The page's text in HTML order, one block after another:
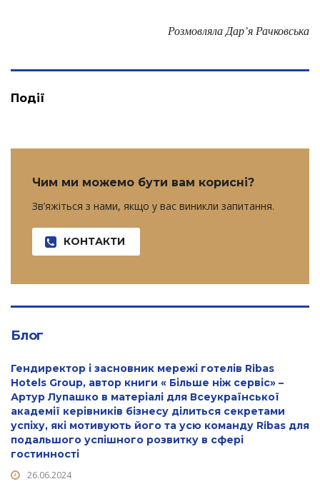
Розмовляла Дар’я Рачковська
Події
Чим ми можемо бути вам корисні?
Зв’яжіться з нами, якщо у вас виникли запитання.
КОНТАКТИ
Блог
Гендиректор і засновник мережі готелів Ribas
Hotels Group, автор книги « Більше ніж сервіс» –
Артур Лупашко в матеріалі для Всеукраїнської
академії керівників бізнесу ділиться секретами
успіху, які мотивують його та усю команду Ribas для
подальшого успішного розвитку в сфері
гостинності
26.06.2024